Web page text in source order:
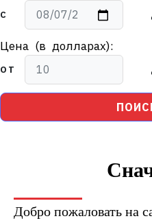
С
Цена (в долларах):
ОТ
Добро пожаловать на